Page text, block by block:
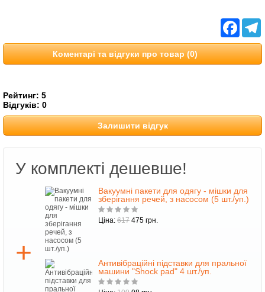
Коментарі та відгуки про товар (0)
Рейтинг: 5
Відгуків: 0
Залишити відгук
У комплекті дешевше!
Вакуумні пакети для одягу - мішки для
зберігання речей, з насосом (5 шт./уп.)
Ціна: 617 475 грн.
Антивібраційні підставки для пральної
машини "Shock pad" 4 шт./уп.